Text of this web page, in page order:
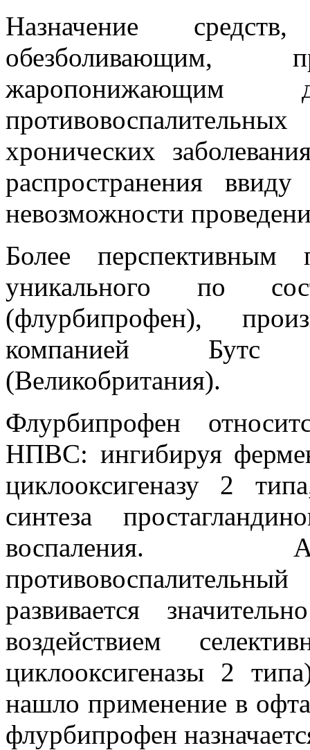
Назначение
обезболивающим,
жаропонижающим
хронических
распространения
невозможности
Более перспективным
уникального по
(флурбипрофен),
компанией Бутс
(Великобритания).
Флурбипрофен
НПВС: ингибируя
циклооксигеназу 2
синтеза
воспаления.
развивается
воздействием
циклооксигеназы 2
нашло применение в
флурбипрофен